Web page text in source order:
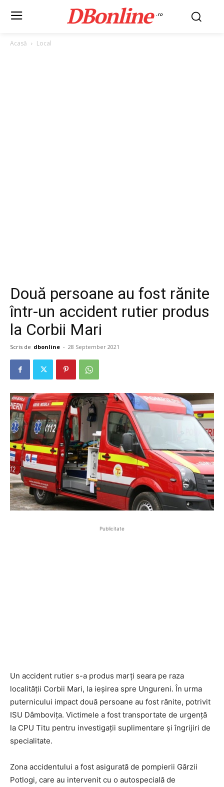
DBonline .ro
Acasă Local
Două persoane au fost rănite
într-un accident rutier produs
la Corbii Mari
Scris de dbonline - 28 September 2021
Publicitate
Un accident rutier s-a produs marți seara pe raza
localității Corbii Mari, la ieșirea spre Ungureni. În urma
puternicului impact două persoane au fost rănite, potrivit
ISU Dâmbovița. Victimele a fost transportate de urgență
la CPU Titu pentru investigații suplimentare și îngrijiri de
specialitate.
Zona accidentului a fost asigurată de pompierii Gărzii
Potlogi, care au intervenit cu o autospecială de